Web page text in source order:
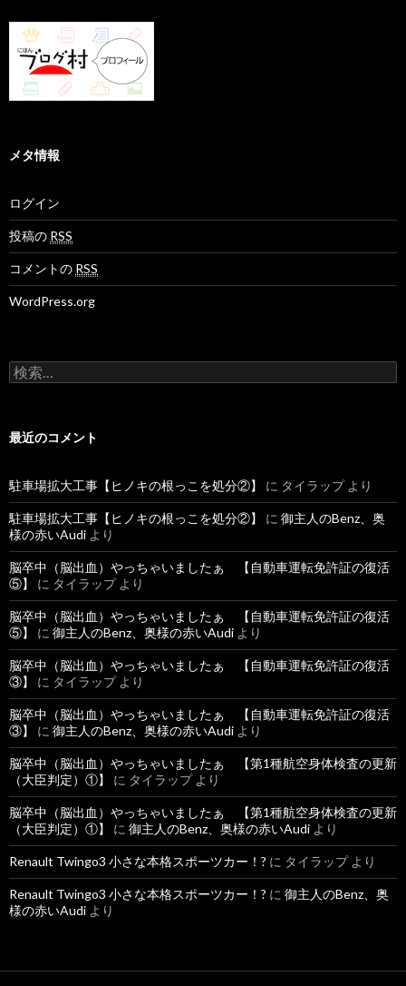
メタ情報
ログイン
投稿の RSS
コメントの RSS
WordPress.org
検
索
最近のコメント
駐車場拡大工事【ヒノキの根っこを処分②】 に タイラップより
駐車場拡大工事【ヒノキの根っこを処分②】 に 御主人のBenz、奥
様の赤いAudi より
脳卒中（脳出血）やっちゃいましたぁ 【自動車運転免許証の復活
⑤】
に タイラップより
脳卒中（脳出血）やっちゃいましたぁ 【自動車運転免許証の復活
⑤】
に 御主人のBenz、奥様の赤いAudi より
脳卒中（脳出血）やっちゃいましたぁ 【自動車運転免許証の復活
③】
に タイラップより
脳卒中（脳出血）やっちゃいましたぁ 【自動車運転免許証の復活
③】
に 御主人のBenz、奥様の赤いAudi より
脳卒中（脳出血）やっちゃいましたぁ 【第1種航空身体検査の更新
（大臣判定）①】
に タイラップより
脳卒中（脳出血）やっちゃいましたぁ 【第1種航空身体検査の更新
（大臣判定）①】
に 御主人のBenz、奥様の赤いAudi より
Renault Twingo3 小さな本格スポーツカー！? に タイラップより
Renault Twingo3 小さな本格スポーツカー！? に 御主人のBenz、奥
様の赤いAudi より